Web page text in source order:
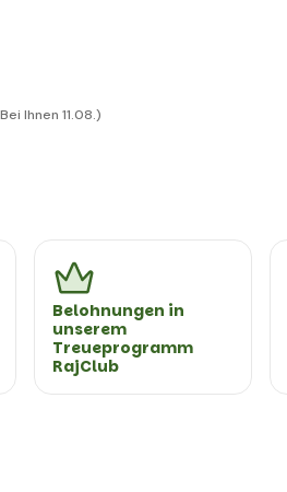
Ihnen 11.08.)
Belohnungen in
unserem
Treueprogramm
RajClub